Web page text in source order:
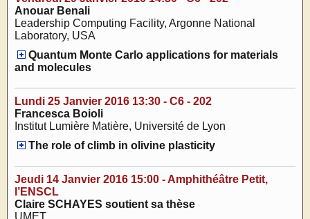
Anouar Benali
Leadership Computing Facility, Argonne National
Laboratory, USA
Quantum Monte Carlo applications for materials
and molecules
Lundi 25 Janvier 2016 13:30 - C6 - 202
Francesca Boioli
Institut Lumière Matière, Université de Lyon
The role of climb in olivine plasticity
Jeudi 14 Janvier 2016 15:00 - Amphithéâtre Petit,
l’ENSCL
Claire SCHAYES soutient sa thèse
UMET